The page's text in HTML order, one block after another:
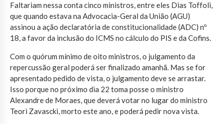
Faltariam nessa conta cinco ministros, entre eles Dias Toffoli,
que quando estava na Advocacia-Geral da União (AGU)
assinou a ação declaratória de constitucionalidade (ADC) nº
18, a favor da inclusão do ICMS no cálculo do PIS e da Cofins.
Com o quórum mínimo de oito ministros, o julgamento da
repercussão geral poderá ser finalizado amanhã. Mas se for
apresentado pedido de vista, o julgamento deve se arrastar.
Isso porque no próximo dia 22 toma posse o ministro
Alexandre de Moraes, que deverá votar no lugar do ministro
Teori Zavascki, morto este ano, e poderá pedir nova vista.